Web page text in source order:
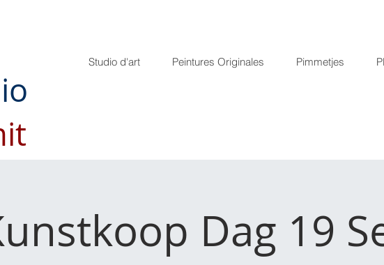
Studio d'art Peintures Originales Pimmetjes
Dag 19